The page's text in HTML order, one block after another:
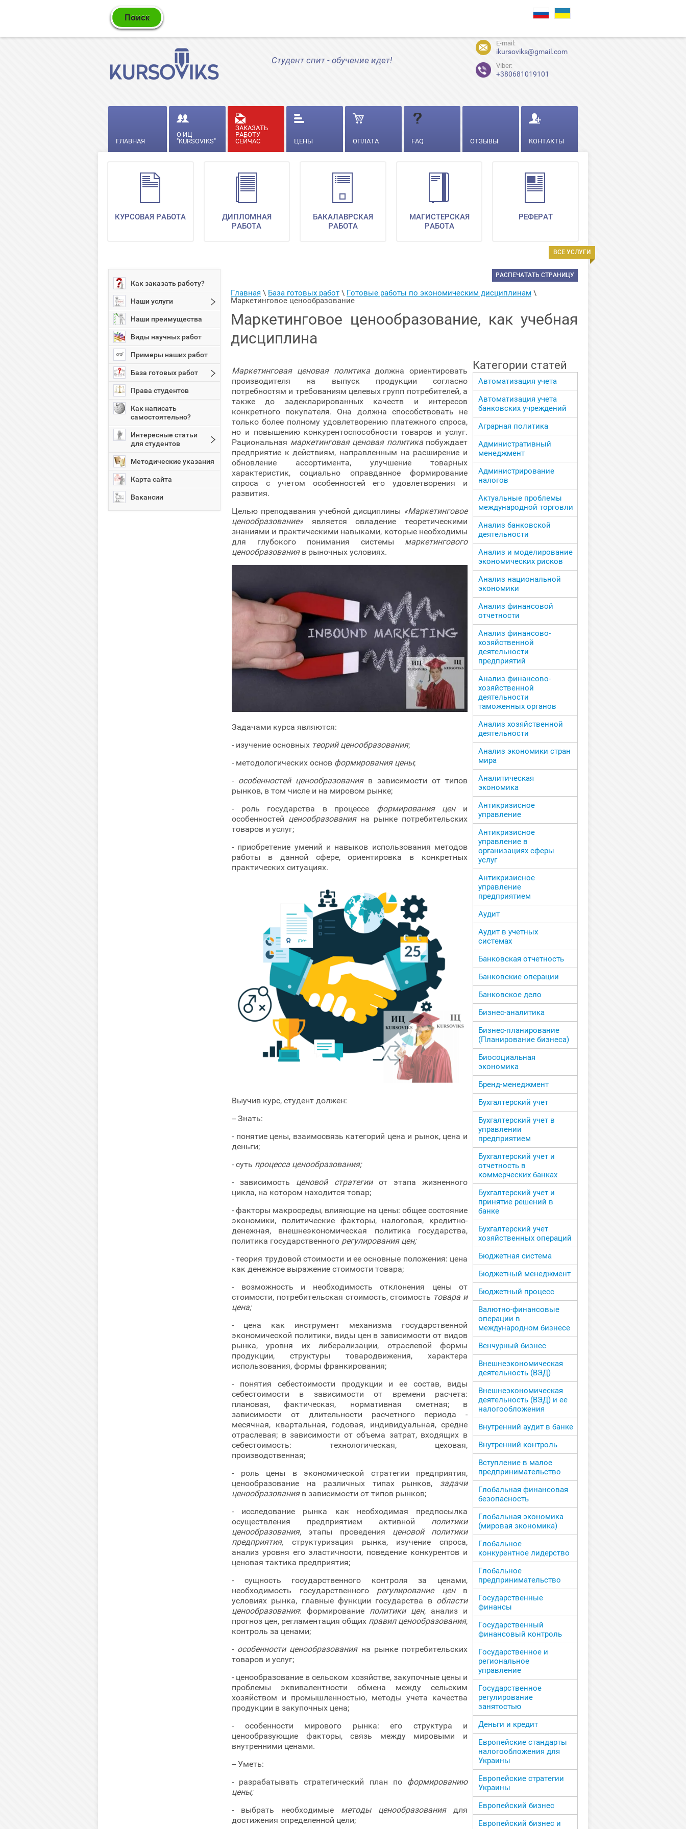
Студент спит - обучение идет!
E-mail:
ikursoviks@gmail.com
Viber:
+380681019101
ГЛАВНАЯ
О ИЦ
"KURSOVIKS"
ЗАКАЗАТЬ
РАБОТУ
СЕЙЧАС
ЦЕНЫ ОПЛАТА FAQ ОТЗЫВЫ КОНТАКТЫ
ВСЕ УСЛУГИ
КУРСОВАЯ РАБОТА
ДИПЛОМНАЯ
РАБОТА
БАКАЛАВРСКАЯ
РАБОТА
МАГИСТЕРСКАЯ
РАБОТА
РЕФЕРАТ
Как заказать работу?
Наши услуги
Наши преимущества
Виды научных работ
Примеры наших работ
База готовых работ
Права студентов
Как написать
самостоятельно?
Интересные статьи
для студентов
Методические указания
Карта сайта
Вакансии
РАСПЕЧАТАТЬ СТРАНИЦУ
Главная \ База готовых работ \ Готовые работы по экономическим дисциплинам
Маркетинговое ценообразование
Маркетинговое ценообразование, как учебная
дисциплина
Маркетинговая ценовая политикадолжна ориентировать
производителя на выпуск продукции согласно
потребностям и требованиям целевых групп потребителей, а
также до задекларированных качеств и интересов
конкретного покупателя. Она должна способствовать не
только более полному удовлетворению платежного спроса,
но и повышению конкурентоспособности товаров и услуг.
Рациональная маркетинговая ценовая политикапобуждает
предприятие к действиям, направленным на расширение и
обновление ассортимента, улучшение товарных
характеристик, социально оправданное формирование
спроса с учетом особенностей его удовлетворения и
развития.
Целью преподавания учебной дисциплины «Маркетинговое
ценообразование» является овладение теоретическими
знаниями и практическими навыками, которые необходимы
для глубокого понимания системы маркетингового
ценообразованияв рыночных условиях.
Задачами курса являются:
- изучение основных теорий ценообразования;
- методологических основ формирования цены;
- особенностей ценообразованияв зависимости от типов
рынков, в том числе и на мировом рынке;
- роль государства в процессе формирования цен и
особенностей ценообразования на рынке потребительских
товаров и услуг;
- приобретение умений и навыков использования методов
работы в данной сфере, ориентировка в конкретных
практических ситуациях.
Выучив курс, студент должен:
-- Знать:
- понятие цены, взаимосвязь категорий цена и рынок, цена и
деньги;
- суть процесса ценообразования;
- зависимость ценовой стратегииот этапа жизненного
цикла, на котором находится товар;
- факторы макросреды, влияющие на цены: общее состояние
экономики, политические факторы, налоговая, кредитно-
денежная, внешнеэкономическая политика государства,
политика государственного регулирования цен;
- теория трудовой стоимости и ее основные положения: цена
как денежное выражение стоимости товара;
- возможность и необходимость отклонения цены от
стоимости, потребительская стоимость, стоимость товара и
цена;
- цена как инструмент механизма государственной
экономической политики, виды цен в зависимости от видов
рынка, уровня их либерализации, отраслевой формы
продукции, структуры товародвижения, характера
использования, формы франкирования;
- понятия себестоимости продукции и ее состав, виды
себестоимости в зависимости от времени расчета:
плановая, фактическая, нормативная сметная; в
зависимости от длительности расчетного периода -
месячная, квартальная, годовая, индивидуальная, средне
отраслевая; в зависимости от объема затрат, входящих в
себестоимость: технологическая, цеховая,
производственная;
- роль цены в экономической стратегии предприятия,
ценообразование на различных типах рынков, задачи
ценообразованияв зависимости от типов рынков;
- исследование рынка как необходимая предпосылка
осуществления предприятием активной политики
ценообразования, этапы проведения ценовой политики
предприятия, структуризация рынка, изучение спроса,
анализ уровня его эластичности, поведение конкурентов и
ценовая тактика предприятия;
- сущность государственного контроля за ценами,
необходимость государственного регулирование ценв
условиях рынка, главные функции государства в области
ценообразования: формирование политики цен, анализ и
прогноз цен, регламентация общих правил ценообразования,
контроль за ценами;
- особенности ценообразованияна рынке потребительских
товаров и услуг;
- ценообразование в сельском хозяйстве, закупочные цены и
проблемы эквивалентности обмена между сельским
хозяйством и промышленностью, методы учета качества
продукции в закупочных цена;
- особенности мирового рынка: его структура и
ценообразующие факторы, связь между мировыми и
внутренними ценами.
-- Уметь:
- разрабатывать стратегический план по формированию
цены;
- выбрать необходимые методы ценообразованиядля
достижения определенной цели;
Категории статей
Автоматизация учета
Автоматизация учета
банковских учреждений
Аграрная политика
Административный
менеджмент
Администрирование
налогов
Актуальные проблемы
международной торговли
Анализ банковской
деятельности
Анализ и моделирование
экономических рисков
Анализ национальной
экономики
Анализ финансовой
отчетности
Анализ финансово-
хозяйственной
деятельности
предприятий
Анализ финансово-
хозяйственной
деятельности
таможенных органов
Анализ хозяйственной
деятельности
Анализ экономики стран
мира
Аналитическая
экономика
Антикризисное
управление
Антикризисное
управление в
организациях сферы
услуг
Антикризисное
управление
предприятием
Аудит
Аудит в учетных
системах
Банковская отчетность
Банковские операции
Банковское дело
Бизнес-аналитика
Бизнес-планирование
(Планирование бизнеса)
Биосоциальная
экономика
Бренд-менеджмент
Бухгалтерский учет
Бухгалтерский учет в
управлении
предприятием
Бухгалтерский учет и
отчетность в
коммерческих банках
Бухгалтерский учет и
принятие решений в
банке
Бухгалтерский учет
хозяйственных операций
Бюджетная система
Бюджетный менеджмент
Бюджетный процесс
Валютно-финансовые
операции в
международном бизнесе
Венчурный бизнес
Внешнеэкономическая
деятельность (ВЭД)
Внешнеэкономическая
деятельность (ВЭД) и ее
налогообложения
Внутренний аудит в банке
Внутренний контроль
Вступление в малое
предпринимательство
Глобальная финансовая
безопасность
Глобальная экономика
(мировая экономика)
Глобальное
конкурентное лидерство
Глобальное
предпринимательство
Государственные
финансы
Государственный
финансовый контроль
Государственное и
региональное
управление
Государственное
регулирование
занятостью
Деньги и кредит
Европейские стандарты
налогообложения для
Украины
Европейские стратегии
Украины
Европейский бизнес
Европейский бизнес и